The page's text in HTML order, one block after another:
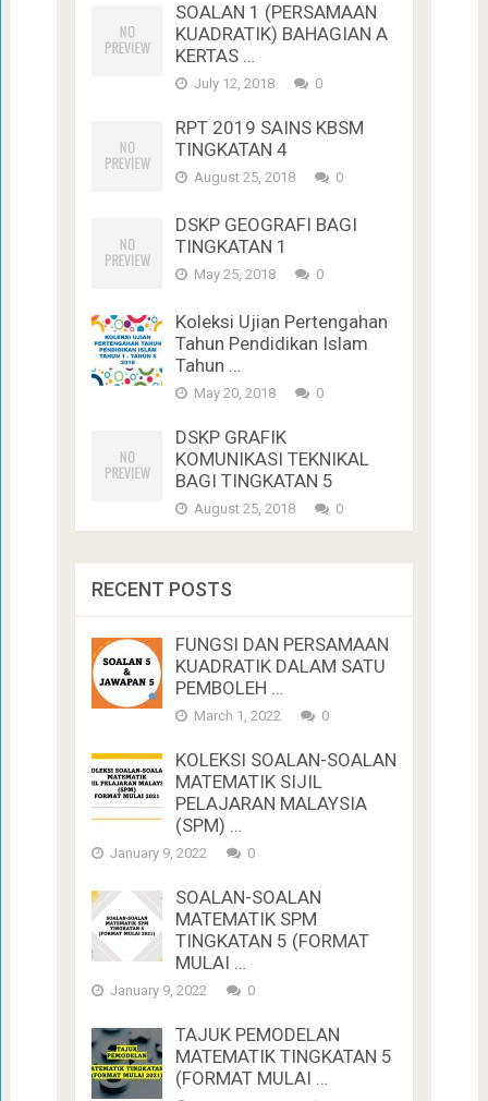
SOALAN 1 (PERSAMAAN
KUADRATIK) BAHAGIAN A
KERTAS …
July 12, 2018 0
RPT 2019 SAINS KBSM
TINGKATAN 4
August 25, 2018 0
DSKP GEOGRAFI BAGI
TINGKATAN 1
May 25, 2018 0
Koleksi Ujian Pertengahan
Tahun Pendidikan Islam
Tahun …
May 20, 2018 0
DSKP GRAFIK
KOMUNIKASI TEKNIKAL
BAGI TINGKATAN 5
August 25, 2018 0
RECENT POSTS
FUNGSI DAN PERSAMAAN
KUADRATIK DALAM SATU
PEMBOLEH …
March 1, 2022 0
KOLEKSI SOALAN-SOALAN
MATEMATIK SIJIL
PELAJARAN MALAYSIA
(SPM) …
January 9, 2022 0
SOALAN-SOALAN
MATEMATIK SPM
TINGKATAN 5 (FORMAT
MULAI …
January 9, 2022 0
TAJUK PEMODELAN
MATEMATIK TINGKATAN 5
(FORMAT MULAI …